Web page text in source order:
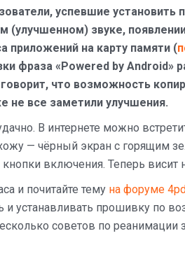
успевшие установить
(улучшенном) звуке,
приложений на карту памяти (
фраза «Powered by Android»
что возможность
не все заметили улучшения.
В интернете можно
— чёрный экран с горящим
включения. Теперь висит
и почитайте тему на форуме
устанавливать прошивку по
советов по реанимации